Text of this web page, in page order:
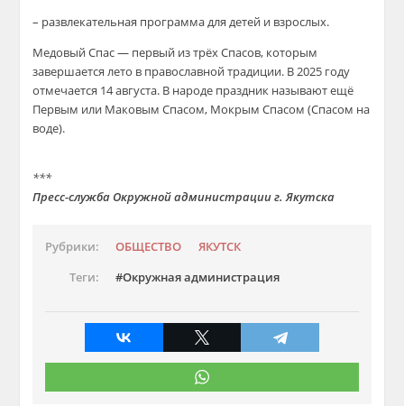
– развлекательная программа для детей и взрослых.
Медовый Спас — первый из трёх Спасов, которым
завершается лето в православной традиции. В 2025 году
отмечается 14 августа. В народе праздник называют ещё
Первым или Маковым Спасом, Мокрым Спасом (Спасом на
воде).
***
Пресс-служба Окружной администрации г. Якутска
Рубрики: ОБЩЕСТВО
ЯКУТСК
Теги:
Окружная администрация